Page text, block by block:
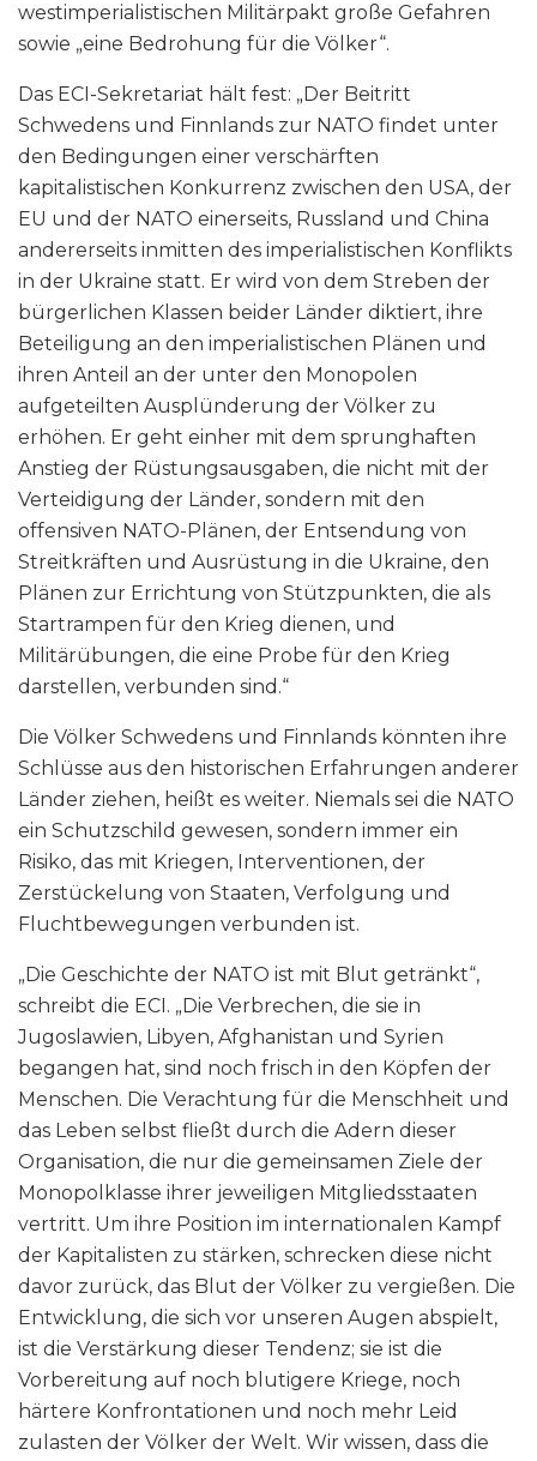
westimperialistischen Militärpakt große Gefahren
sowie „eine Bedrohung für die Völker“.
Das ECI-Sekretariat hält fest: „Der Beitritt
Schwedens und Finnlands zur NATO findet unter
den Bedingungen einer verschärften
kapitalistischen Konkurrenz zwischen den USA, der
EU und der NATO einerseits, Russland und China
andererseits inmitten des imperialistischen Konflikts
in der Ukraine statt. Er wird von dem Streben der
bürgerlichen Klassen beider Länder diktiert, ihre
Beteiligung an den imperialistischen Plänen und
ihren Anteil an der unter den Monopolen
aufgeteilten Ausplünderung der Völker zu
erhöhen. Er geht einher mit dem sprunghaften
Anstieg der Rüstungsausgaben, die nicht mit der
Verteidigung der Länder, sondern mit den
offensiven NATO-Plänen, der Entsendung von
Streitkräften und Ausrüstung in die Ukraine, den
Plänen zur Errichtung von Stützpunkten, die als
Startrampen für den Krieg dienen, und
Militärübungen, die eine Probe für den Krieg
darstellen, verbunden sind.“
Die Völker Schwedens und Finnlands könnten ihre
Schlüsse aus den historischen Erfahrungen anderer
Länder ziehen, heißt es weiter. Niemals sei die NATO
ein Schutzschild gewesen, sondern immer ein
Risiko, das mit Kriegen, Interventionen, der
Zerstückelung von Staaten, Verfolgung und
Fluchtbewegungen verbunden ist.
„Die Geschichte der NATO ist mit Blut getränkt“,
schreibt die ECI. „Die Verbrechen, die sie in
Jugoslawien, Libyen, Afghanistan und Syrien
begangen hat, sind noch frisch in den Köpfen der
Menschen. Die Verachtung für die Menschheit und
das Leben selbst fließt durch die Adern dieser
Organisation, die nur die gemeinsamen Ziele der
Monopolklasse ihrer jeweiligen Mitgliedsstaaten
vertritt. Um ihre Position im internationalen Kampf
der Kapitalisten zu stärken, schrecken diese nicht
davor zurück, das Blut der Völker zu vergießen. Die
Entwicklung, die sich vor unseren Augen abspielt,
ist die Verstärkung dieser Tendenz; sie ist die
Vorbereitung auf noch blutigere Kriege, noch
härtere Konfrontationen und noch mehr Leid
zulasten der Völker der Welt. Wir wissen, dass die